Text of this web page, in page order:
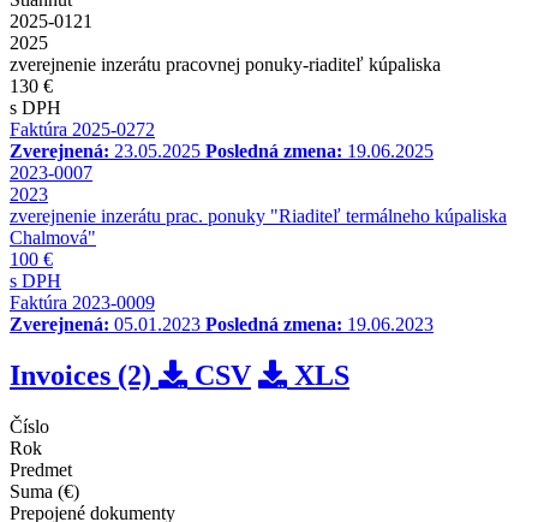
2025-0121
2025
zverejnenie inzerátu pracovnej ponuky-riaditeľ kúpaliska
130 €
s DPH
Faktúra 2025-0272
Zverejnená: 23.05.2025 Posledná zmena: 19.06.2025
2023-0007
2023
zverejnenie inzerátu prac. ponuky "Riaditeľ termálneho kúpaliska
Chalmová"
100 €
s DPH
Faktúra 2023-0009
Zverejnená: 05.01.2023 Posledná zmena: 19.06.2023
Invoices (2) CSV XLS
Číslo
Rok
Predmet
Suma (€)
Prepojené dokumenty